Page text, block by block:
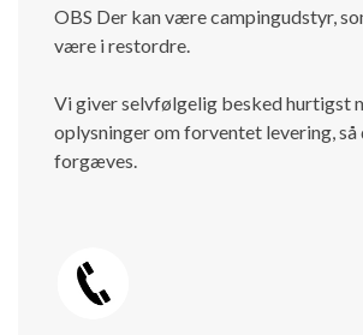
OBS Der kan være campingudstyr,
være i restordre.
Vi giver selvfølgelig besked hurtigst
oplysninger om forventet levering,
forgæves.